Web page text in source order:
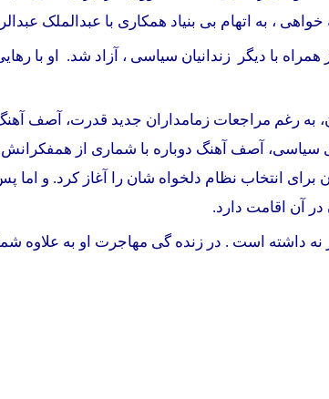
با دیگر زندانیان سیاسی ، آزاد شد. او با
به رغم مراجعات زمامداران جدید قدرت، آصف
آصف آهنگ دوباره با شماری از همفکرانش
در آن اقامت دارد.
داشته است . در زنده گی مهاجرت او به علاوه